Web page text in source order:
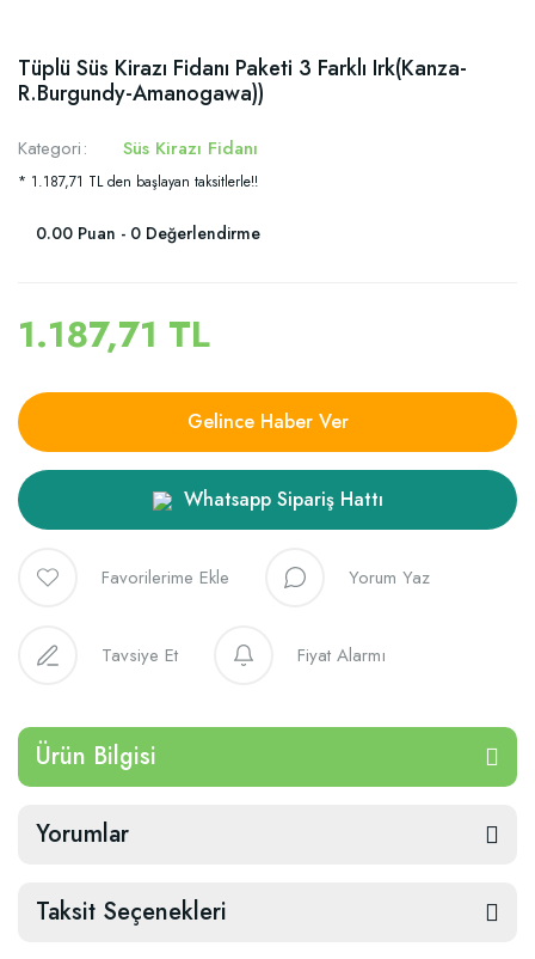
Tüplü Süs Kirazı Fidanı Paketi 3 Farklı Irk(Kanza-
R.Burgundy-Amanogawa))
Kategori Süs Kirazı Fidanı
* 1.187,71 TL den başlayan taksitlerle!!
0.00 Puan - 0 Değerlendirme
1.187,71 TL
Gelince Haber Ver
Whatsapp Sipariş Hattı
Yorum Yaz
Tavsiye Et Fiyat Alarmı
Ürün Bilgisi
Yorumlar
Taksit Seçenekleri